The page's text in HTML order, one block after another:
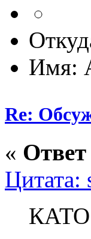
Имя:
Re:
« Ответ
Цитата:
КАТО